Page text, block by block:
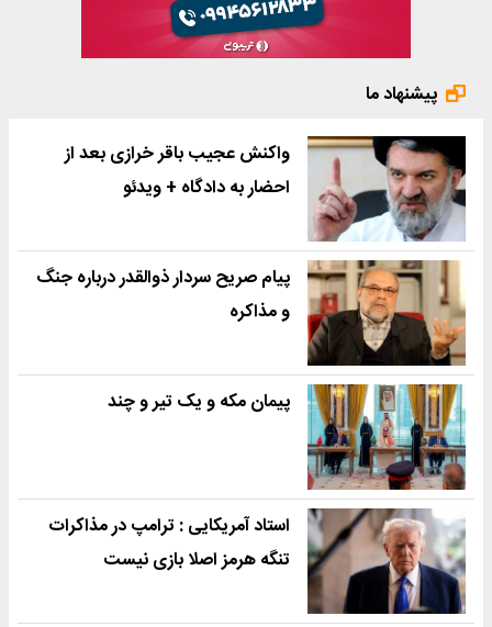
پیشنهاد ما
واکنش عجیب باقر خرازی بعد از
احضار به دادگاه + ویدئو
پیام صریح سردار ذوالقدر درباره جنگ
و مذاکره
پیمان مکه و یک تیر و چند
استاد آمریکایی : ترامپ در مذاکرات
تنگه هرمز اصلا بازی نیست